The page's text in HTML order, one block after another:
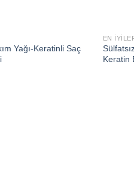
Add to
wishlist
Yağı-Keratinli Saç
EN
Keratin